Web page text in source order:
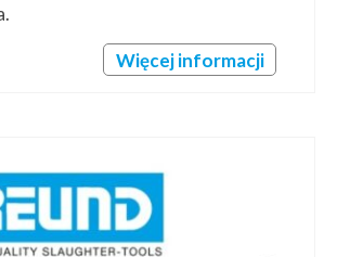
Więcej informacji